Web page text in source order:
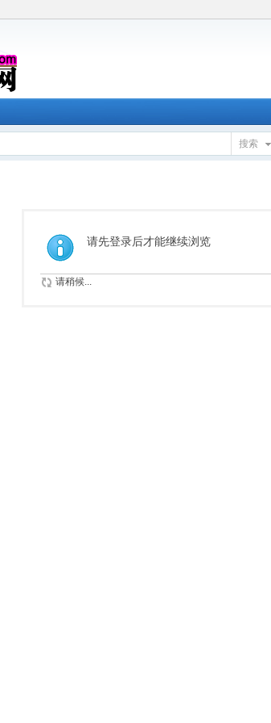
搜索
请先登录后才能继续浏览
请稍候...